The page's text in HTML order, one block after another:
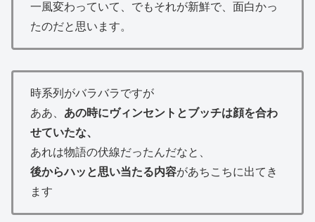
一風変わっていて、でもそれが新鮮で、面白かっ
たのだと思います。
時系列がバラバラですが
ああ、 あの時にヴィンセントとブッチは顔を合わ
せていたな、
あれは物語の伏線だったんだなと、
後からハッと思い当たる内容があちこちに出てき
ます